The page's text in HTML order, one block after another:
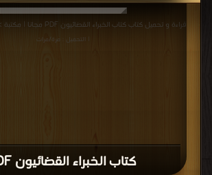
كتاب الخبراء القضائيون PDF
قراءة و تحميل كتاب كتاب الخبراء القضائيون PDF مجانا | مكتبة >
| التحميل : مرة/مرات